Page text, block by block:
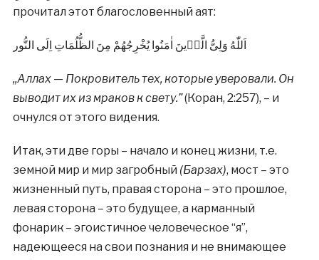
прочитал этот благословенный аят:
اَللّٰهُ وَلِىُّ الَّذٖينَ اٰمَنُوا يُخْرِجُهُمْ مِنَ الظُّلُمَاتِ اِلَى النُّور
,,Аллах — Покровитель тех, которые уверовали. Он
выводит их из мраков к свету.”(Коран, 2:257), – и
очнулся от этого видения.
Итак, эти две горы – начало и конец жизни, т.е.
земной мир и мир загробный (Барзах), мост – это
жизненный путь, правая сторона – это прошлое,
левая сторона – это будущее, а карманный
фонарик – эгоистичное человеческое “я”,
надеющееся на свои познания и не внимающее